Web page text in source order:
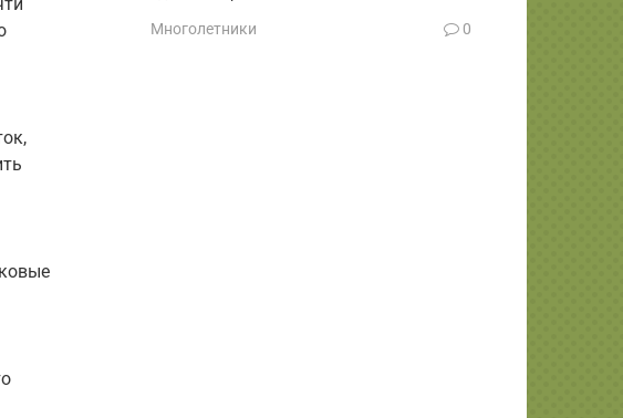
Многолетники 0